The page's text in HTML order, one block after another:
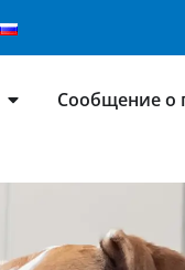
Сообщение о